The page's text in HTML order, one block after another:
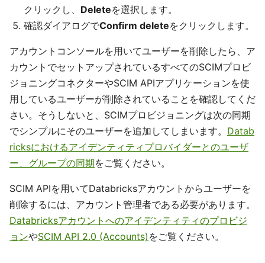
クリックし、 Deleteを選択します。
確認ダイアログでConfirm deleteをクリックします。
アカウントコンソールを用いてユーザーを削除したら、ア
カウントでセットアップされているすべてのSCIMプロビ
ジョニングコネクターやSCIM APIアプリケーションを使
用しているユーザーが削除されていることを確認してくだ
さい。そうしないと、SCIMプロビジョニングは次の同期
でシンプルにそのユーザーを追加してしまいます。 Datab
ricksにおけるアイデンティティプロバイダーとのユーザ
ー、グループの同期をご覧ください。
SCIM APIを用いてDatabricksアカウントからユーザーを
削除するには、アカウント管理者である必要があります。
Databricksアカウントへのアイデンティティのプロビジ
ョンやSCIM API 2.0 (Accounts) をご覧ください。